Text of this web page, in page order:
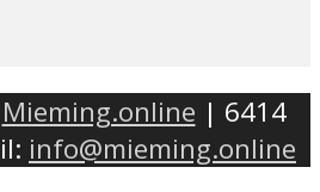
Mieming.online | 6414
info@mieming.online